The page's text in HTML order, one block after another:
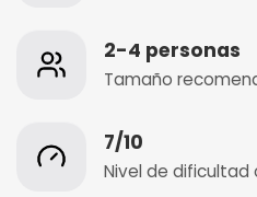
2-4 personas
Tamaño
7/10
Nivel de